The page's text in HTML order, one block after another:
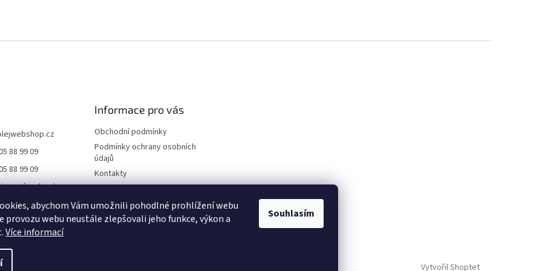
abychom Vám umožnili pohodlné prohlížení webu
provozu webu neustále zlepšovali jeho funkce, výkon a
Více informací
Souhlasím
88 99 09
88 99 09
Informace pro vás
Obchodní podmínky
Podmínky ochrany osobních
údajů
Kontakty
Blog
Hodnocení obchodu
Vytvořil Shoptet